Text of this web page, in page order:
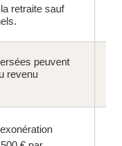
retraite sauf
peuvent
revenu